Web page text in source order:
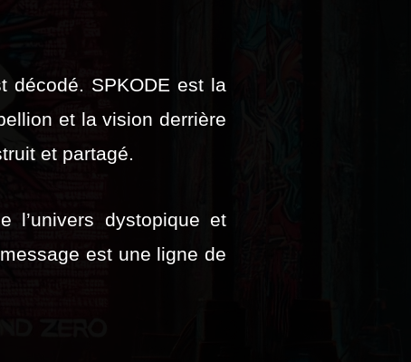
décodé. SPKODE est la
et la vision derrière
et partagé.
l’univers dystopique et
est une ligne de